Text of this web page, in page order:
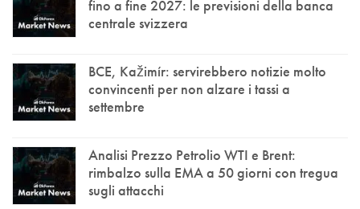
fino a fine 2027: le previsioni della banca
centrale svizzera
BCE, Kažimír: servirebbero notizie molto
convincenti per non alzare i tassi a
settembre
Analisi Prezzo Petrolio WTI e Brent:
rimbalzo sulla EMA a 50 giorni con tregua
sugli attacchi